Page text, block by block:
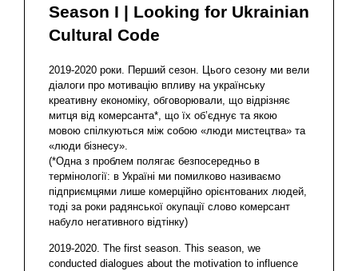
Season I | Looking for Ukrainian
Cultural Code
2019-2020 роки. Перший сезон. Цього сезону ми вели
діалоги про мотивацію впливу на українську
креативну економіку, обговорювали, що відрізняє
митця від комерсанта*, що їх об’єднує та якою
мовою спілкуються між собою «люди мистецтва» та
«люди бізнесу».
(*Одна з проблем полягає безпосередньо в
термінології: в Україні ми помилково називаємо
підприємцями лише комерційно орієнтованих людей,
тоді за роки радянської окупації слово комерсант
набуло негативного відтінку)
2019-2020. The first season. This season, we
conducted dialogues about the motivation to influence